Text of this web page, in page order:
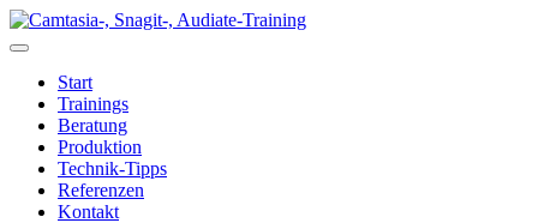
Zum
Inhalt
Start
Trainings
Beratung
Produktion
Technik-Tipps
Referenzen
Kontakt